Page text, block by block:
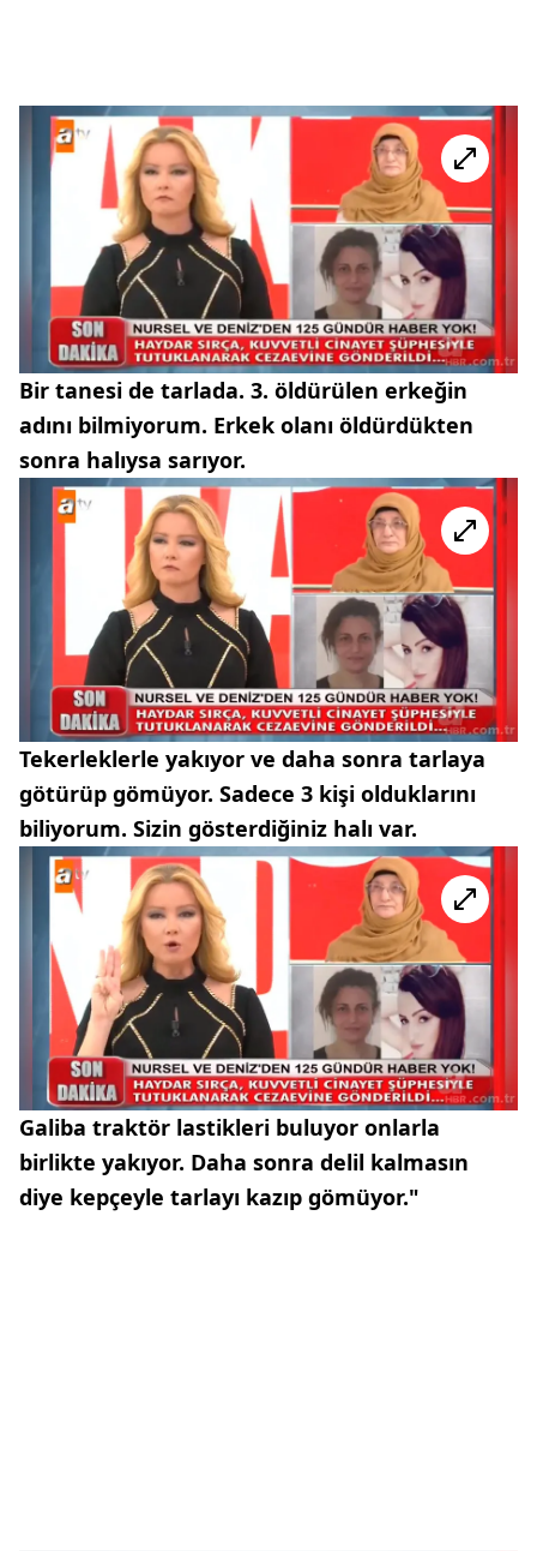
Bir tanesi de tarlada. 3. öldürülen erkeğin
adını bilmiyorum. Erkek olanı öldürdükten
sonra halıysa sarıyor.
Tekerleklerle yakıyor ve daha sonra tarlaya
götürüp gömüyor. Sadece 3 kişi olduklarını
biliyorum. Sizin gösterdiğiniz halı var.
Galiba traktör lastikleri buluyor onlarla
birlikte yakıyor. Daha sonra delil kalmasın
diye kepçeyle tarlayı kazıp gömüyor."